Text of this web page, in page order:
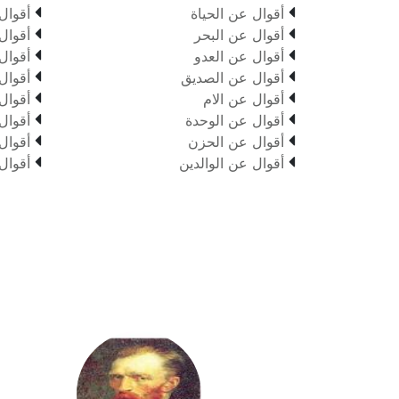
 أقوال عن الحياة
 أقوال عن البحر
 أقوال عن العدو
 أقوال عن الصديق
 أقوال عن الام
 أقوال عن الوحدة
 أقوال عن الحزن
 أقوال عن الوالدين







